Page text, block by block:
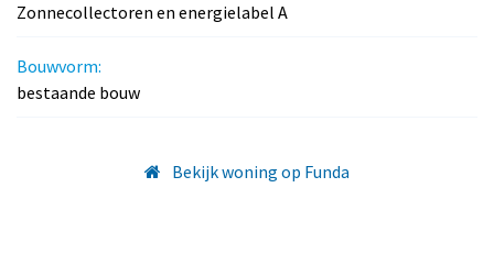
Zonnecollectoren en energielabel A
Bouwvorm:
bestaande bouw
Bekijk woning op Funda